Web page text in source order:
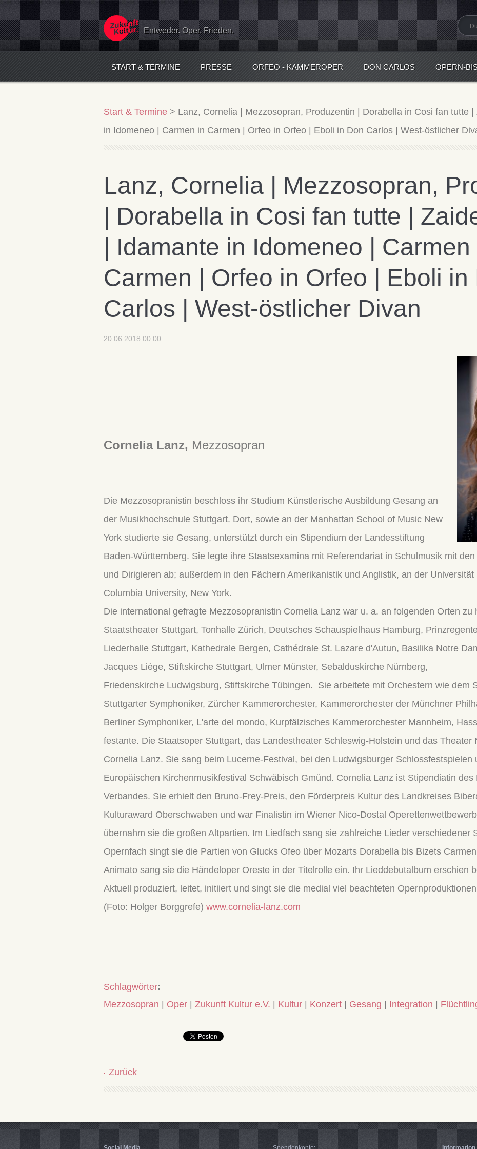
Entweder. Oper. Frieden.
START & TERMINE PRESSE ORFEO - KAMMEROPER DON CARLOS OPERN-
Start & Termine > Lanz, Cornelia | Mezzosopran, Produzentin | Dorabella in Cosi fan tutte
in Idomeneo | Carmen in Carmen | Orfeo in Orfeo | Eboli in Don Carlos | West-östlicher
Lanz, Cornelia | Mezzosopran,
| Dorabella in Cosi fan tutte |
| Idamante in Idomeneo | Carmen
Carmen | Orfeo in Orfeo | Eboli in
Carlos | West-östlicher Divan
20.06.2018 00:00
Cornelia Lanz, Mezzosopran
Die Mezzosopranistin beschloss ihr Studium Künstlerische Ausbildung Gesang an
der Musikhochschule Stuttgart. Dort, sowie an der Manhattan School of Music New
York studierte sie Gesang, unterstützt durch ein Stipendium der Landesstiftung
Baden-Württemberg. Sie legte ihre Staatsexamina mit Referendariat in Schulmusik mit
und Dirigieren ab; außerdem in den Fächern Amerikanistik und Anglistik, an der
Columbia University, New York.
Die international gefragte Mezzosopranistin Cornelia Lanz war u. a. an folgenden Orten zu
Staatstheater Stuttgart, Tonhalle Zürich, Deutsches Schauspielhaus Hamburg,
Liederhalle Stuttgart, Kathedrale Bergen, Cathédrale St. Lazare d'Autun, Basilika Notre
Jacques Liège, Stiftskirche Stuttgart, Ulmer Münster, Sebalduskirche Nürnberg,
Friedenskirche Ludwigsburg, Stiftskirche Tübingen. Sie arbeitete mit Orchestern wie dem
Stuttgarter Symphoniker, Zürcher Kammerorchester, Kammerorchester der Münchner
Berliner Symphoniker, L'arte del mondo, Kurpfälzisches Kammerorchester Mannheim,
festante. Die Staatsoper Stuttgart, das Landestheater Schleswig-Holstein und das Theater
Cornelia Lanz. Sie sang beim Lucerne-Festival, bei den Ludwigsburger Schlossfestspielen
Europäischen Kirchenmusikfestival Schwäbisch Gmünd. Cornelia Lanz ist Stipendiatin des
Verbandes. Sie erhielt den Bruno-Frey-Preis, den Förderpreis Kultur des Landkreises
Kulturaward Oberschwaben und war Finalistin im Wiener Nico-Dostal
übernahm sie die großen Altpartien. Im Liedfach sang sie zahlreiche Lieder verschiedener
Opernfach singt sie die Partien von Glucks Ofeo über Mozarts Dorabella bis Bizets
Animato sang sie die Händeloper Oreste in der Titelrolle ein. Ihr Lieddebutalbum erschien
Aktuell produziert, leitet, initiiert und singt sie die medial viel beachteten
(Foto: Holger Borggrefe) www.cornelia-lanz.com
Schlagwörter:
Mezzosopran
Oper Zukunft Kultur e.V. Kultur Konzert Gesang Integration
Zurück